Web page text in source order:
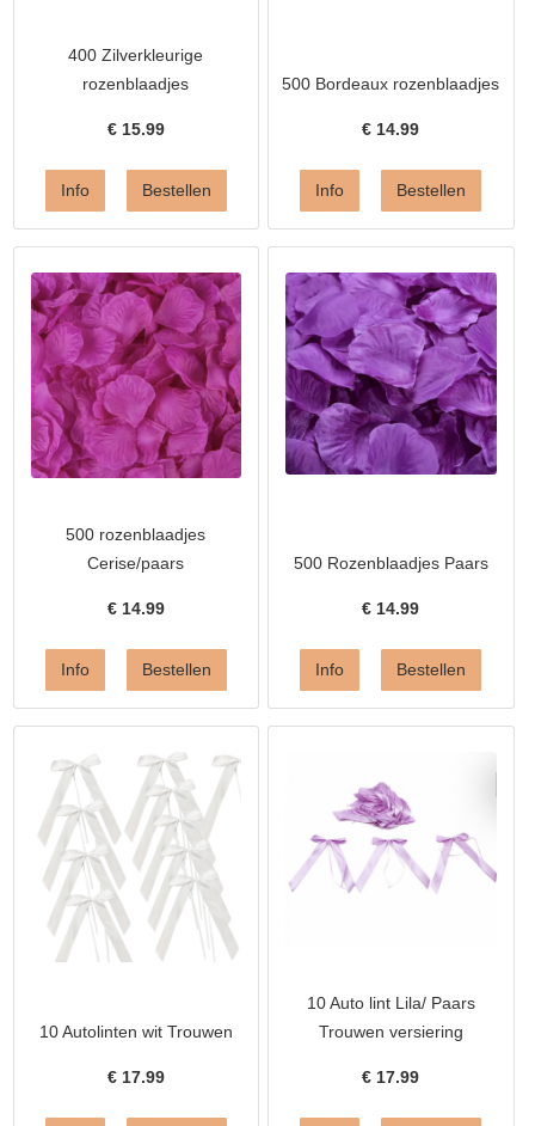
400 Zilverkleurige
rozenblaadjes
€ 15.99
500 Bordeaux rozenblaadjes
€ 14.99
500 rozenblaadjes
Cerise/paars
€ 14.99
500 Rozenblaadjes Paars
€ 14.99
10 Autolinten wit Trouwen
€ 17.99
10 Auto lint Lila/ Paars
Trouwen versiering
€ 17.99